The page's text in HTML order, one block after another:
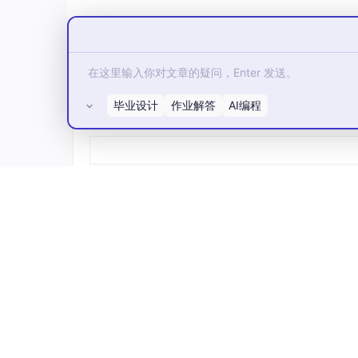
空投经济学：筛选链上行为评分>80分的
社区运营：结合Snapshot提案与DAO
所有评论(0)
毕业设计 作业解答 AI编程